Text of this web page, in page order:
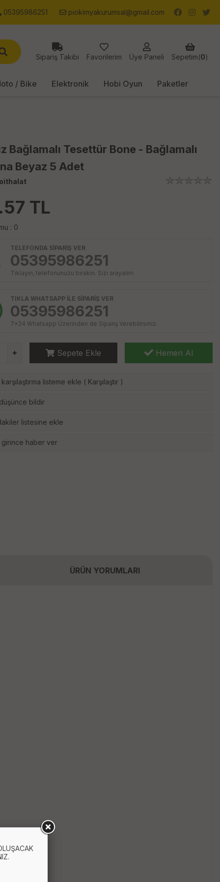
05395986251 piokimyakurumsal@gmail.com
Sipariş Takibi Favorilerim Üye Paneli Sepetim(0)
/ Bike Elektronik Hobi Oyun Paketler
Bağlamalı Tesettür Bone - Bağlamalı
Beyaz 5 Adet
TL
: 0
TELEFONDA SİPARİŞ VER
05395986251
Tıklayın, telefonunuzu bırakın. Sizi arayalım.
TIKLA WHATSAPP İLE SİPARİŞ VER
05395986251
7x24 Whatsapp Üzerinden de Sipariş Verebilirsiniz.
Sepete Ekle Hemen Al
listeme ekle ( Karşılaştır )
düşünce bildir
listesine ekle
girince haber ver
ÜRÜN YORUMLARI